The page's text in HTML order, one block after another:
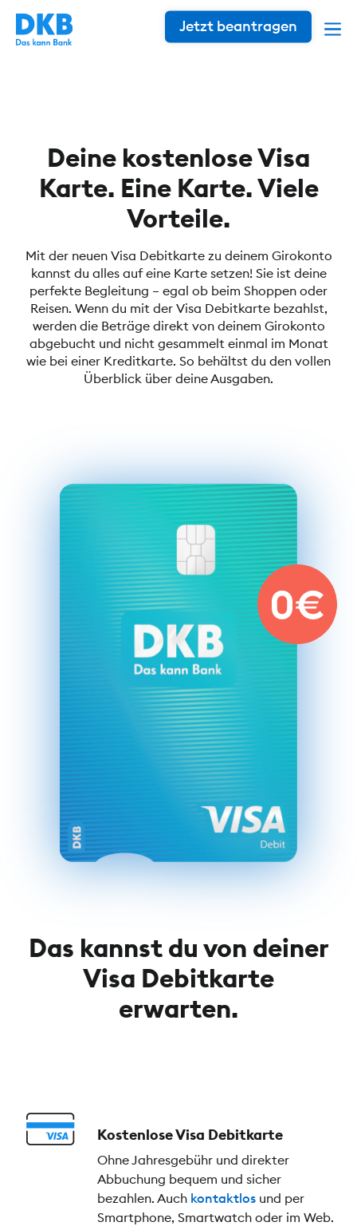
Jetzt beantragen
Deine kostenlose Visa
Karte. Eine Karte. Viele
Vorteile.
Mit der neuen Visa Debitkarte zu deinem Girokonto
kannst du alles auf eine Karte setzen! Sie ist deine
perfekte Begleitung – egal ob beim Shoppen oder
Reisen. Wenn du mit der Visa Debitkarte bezahlst,
werden die Beträge direkt von deinem Girokonto
abgebucht und nicht gesammelt einmal im Monat
wie bei einer Kreditkarte. So behältst du den vollen
Überblick über deine Ausgaben.
Das kannst du von deiner
Visa Debitkarte
erwarten.
Kostenlose Visa Debitkarte
Ohne Jahresgebühr und direkter
Abbuchung bequem und sicher
bezahlen. Auch kontaktlos und per
Smartphone, Smartwatch oder im Web.